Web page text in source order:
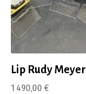
Lip Rudy Meyer
1 490,00€